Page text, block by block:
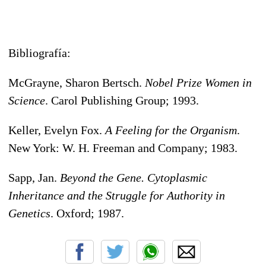
Bibliografía:
McGrayne, Sharon Bertsch. Nobel Prize Women in
Science. Carol Publishing Group; 1993.
Keller, Evelyn Fox. A Feeling for the Organism.
New York: W. H. Freeman and Company; 1983.
Sapp, Jan. Beyond the Gene. Cytoplasmic
Inheritance and the Struggle for Authority in
Genetics. Oxford; 1987.